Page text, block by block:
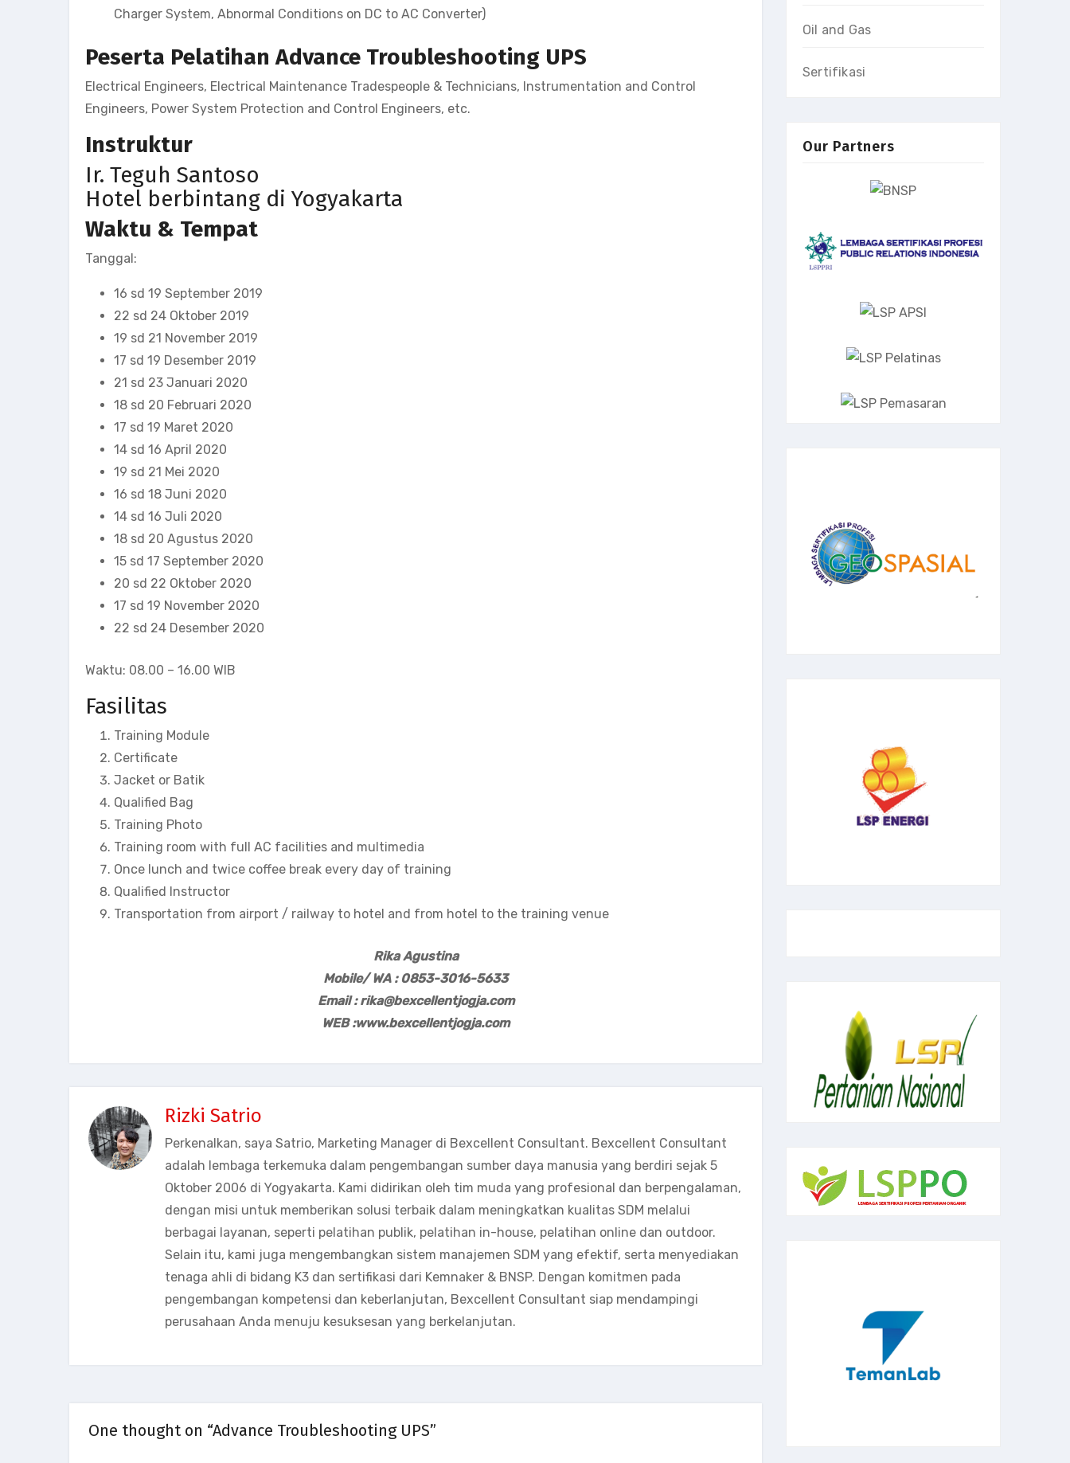
Charger System, Abnormal Conditions on DC to AC Converter)
Peserta Pelatihan Advance Troubleshooting UPS
Electrical Engineers, Electrical Maintenance Tradespeople & Technicians, Instrumentation and Control
Engineers, Power System Protection and Control Engineers, etc.
Instruktur
Ir. Teguh Santoso
Hotel berbintang di Yogyakarta
Waktu & Tempat
Tanggal:
16 sd 19 September 2019
22 sd 24 Oktober 2019
19 sd 21 November 2019
17 sd 19 Desember 2019
21 sd 23 Januari 2020
18 sd 20 Februari 2020
17 sd 19 Maret 2020
14 sd 16 April 2020
19 sd 21 Mei 2020
16 sd 18 Juni 2020
14 sd 16 Juli 2020
18 sd 20 Agustus 2020
15 sd 17 September 2020
20 sd 22 Oktober 2020
17 sd 19 November 2020
22 sd 24 Desember 2020
Waktu: 08.00 – 16.00 WIB
Fasilitas
Training Module
Certificate
Jacket or Batik
Qualified Bag
Training Photo
Training room with full AC facilities and multimedia
Once lunch and twice coffee break every day of training
Qualified Instructor
Transportation from airport / railway to hotel and from hotel to the training venue
Rika Agustina
Mobile/ WA : 0853-3016-5633
Email : rika@bexcellentjogja.com
WEB :www.bexcellentjogja.com
Rizki Satrio
Perkenalkan, saya Satrio, Marketing Manager di Bexcellent Consultant. Bexcellent Consultant
adalah lembaga terkemuka dalam pengembangan sumber daya manusia yang berdiri sejak 5
Oktober 2006 di Yogyakarta. Kami didirikan oleh tim muda yang profesional dan berpengalaman,
dengan misi untuk memberikan solusi terbaik dalam meningkatkan kualitas SDM melalui
berbagai layanan, seperti pelatihan publik, pelatihan in-house, pelatihan online dan outdoor.
Selain itu, kami juga mengembangkan sistem manajemen SDM yang efektif, serta menyediakan
tenaga ahli di bidang K3 dan sertifikasi dari Kemnaker & BNSP. Dengan komitmen pada
pengembangan kompetensi dan keberlanjutan, Bexcellent Consultant siap mendampingi
perusahaan Anda menuju kesuksesan yang berkelanjutan.
One thought on “Advance Troubleshooting UPS”
Oil and Gas
Sertifikasi
Our Partners